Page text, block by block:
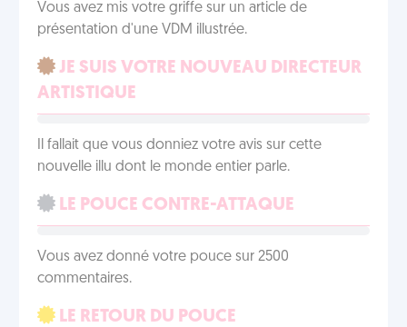
Vous avez mis votre griffe sur un article de
présentation d'une VDM illustrée.
JE SUIS VOTRE NOUVEAU DIRECTEUR
ARTISTIQUE
Il fallait que vous donniez votre avis sur cette
nouvelle illu dont le monde entier parle.
LE POUCE CONTRE-ATTAQUE
Vous avez donné votre pouce sur 2500
commentaires.
LE RETOUR DU POUCE